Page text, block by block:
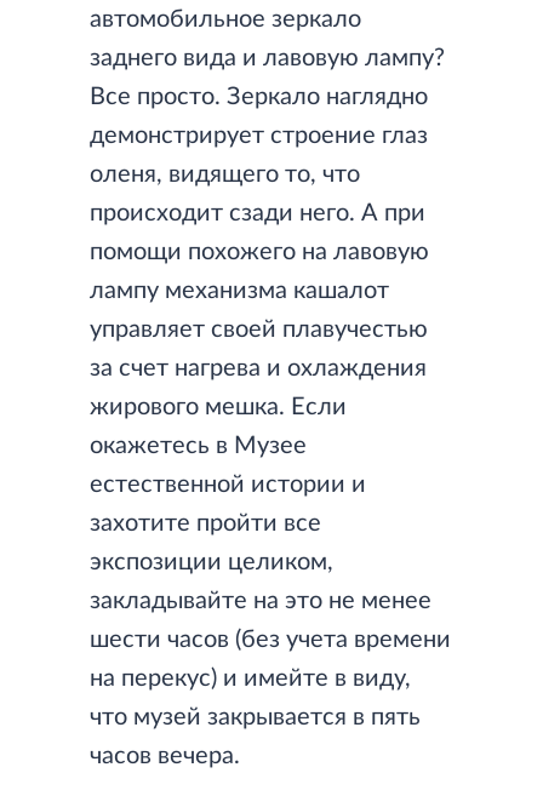
автомобильное зеркало
заднего вида и лавовую лампу?
Все просто. Зеркало наглядно
демонстрирует строение глаз
оленя, видящего то, что
происходит сзади него. А при
помощи похожего на лавовую
лампу механизма кашалот
управляет своей плавучестью
за счет нагрева и охлаждения
жирового мешка. Если
окажетесь в Музее
естественной истории и
захотите пройти все
экспозиции целиком,
закладывайте на это не менее
шести часов (без учета времени
на перекус) и имейте в виду,
что музей закрывается в пять
часов вечера.